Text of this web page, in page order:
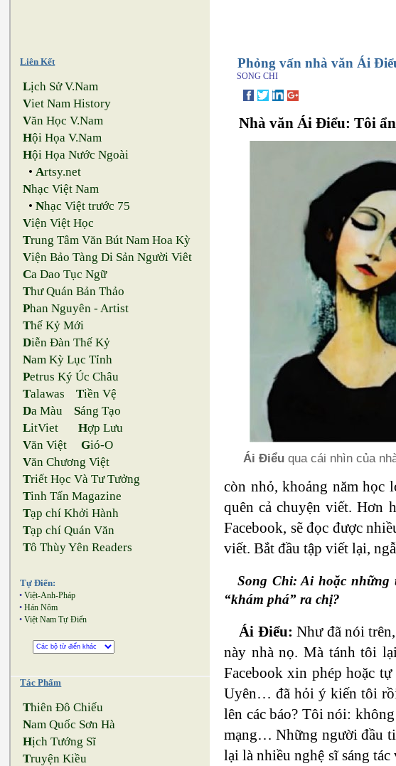
Liên Kết
Lịch Sử V.Nam
Viet Nam History
Văn Học V.Nam
Hội Họa V.Nam
Hội Họa Nước Ngoài
•Artsy.net
Nhạc Việt Nam
•Nhạc Việt trước 75
Viện Việt Học
Trung Tâm Văn Bút Nam Hoa Kỳ
Viện Bảo Tàng Di Sản Người Viêt
Ca Dao Tục Ngữ
Thư Quán Bản Thảo
Phan Nguyên - Artist
Thế Kỷ Mới
Diễn Đàn Thế Kỷ
Nam Kỳ Lục Tỉnh
Petrus Ký Úc Châu
Talawas Tiền Vệ
Da Màu Sáng Tạo
LitViet Hợp Lưu
Văn Việt Gió-O
Văn Chương Việt
Triết Học Và Tư Tưởng
Tinh Tấn Magazine
Tạp chí Khởi Hành
Tạp chí Quán Văn
Tô Thùy Yên Readers
Tự Điển:
• Việt-Anh-Pháp
• Hán Nôm
• Việt Nam Tự Điển
Tác Phẩm
Thiên Đô Chiếu
Nam Quốc Sơn Hà
Hịch Tướng Sĩ
Truyện Kiều
Phỏng vấn nhà văn Ái
SONG CHI
Nhà văn Ái Điểu: Tôi
Ái Điểuqua cái nhìn của
còn nhỏ, khoảng năm
quên cả chuyện viết. Hơn
Facebook, sẽ đọc được
viết. Bắt đầu tập viết lại,
Song Chi: Ai hoặc những
“khám phá” ra chị?
Ái Điểu: Như đã nói
này nhà nọ. Mà tánh tôi
Facebook xin phép hoặc
Uyên… đã hỏi ý kiến tôi rồi
lên các báo? Tôi nói:
mạng… Những người đầu
lại là nhiều nghệ sĩ sáng